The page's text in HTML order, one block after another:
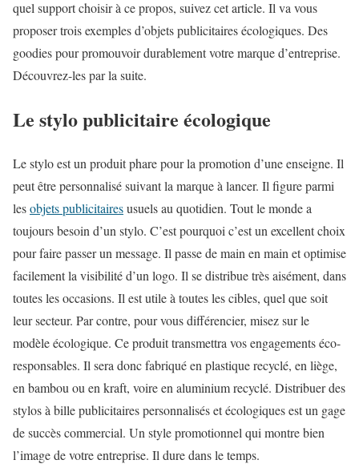
quel support choisir à ce propos, suivez cet article. Il va vous
proposer trois exemples d’objets publicitaires écologiques. Des
goodies pour promouvoir durablement votre marque d’entreprise.
Découvrez-les par la suite.
Le stylo publicitaire écologique
Le stylo est un produit phare pour la promotion d’une enseigne. Il
peut être personnalisé suivant la marque à lancer. Il figure parmi
lesobjets publicitairesusuels au quotidien. Tout le monde a
toujours besoin d’un stylo. C’est pourquoi c’est un excellent choix
pour faire passer un message. Il passe de main en main et optimise
facilement la visibilité d’un logo. Il se distribue très aisément, dans
toutes les occasions. Il est utile à toutes les cibles, quel que soit
leur secteur. Par contre, pour vous différencier, misez sur le
modèle écologique. Ce produit transmettra vos engagements éco-
responsables. Il sera donc fabriqué en plastique recyclé, en liège,
en bambou ou en kraft, voire en aluminium recyclé. Distribuer des
stylos à bille publicitaires personnalisés et écologiques est un gage
de succès commercial. Un style promotionnel qui montre bien
l’image de votre entreprise. Il dure dans le temps.